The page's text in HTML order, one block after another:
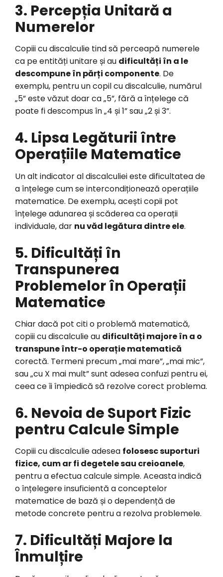
3. Percepția Unitară a
Numerelor
Copiii cu discalculie tind să perceapă numerele
ca pe entități unitare și au dificultăți în a le
descompune în părți componente. De
exemplu, pentru un copil cu discalculie, numărul
„5” este văzut doar ca „5”, fără a înțelege că
poate fi descompus în „4 și 1” sau „2 și 3”.
4. Lipsa Legăturii între
Operațiile Matematice
Un alt indicator al discalculiei este dificultatea de
a înțelege cum se intercondiționează operațiile
matematice. De exemplu, acești copii pot
înțelege adunarea și scăderea ca operații
individuale, dar nu văd legătura dintre ele.
5. Dificultăți în
Transpunerea
Problemelor în Operații
Matematice
Chiar dacă pot citi o problemă matematică,
copiii cu discalculie au dificultăți majore în a o
transpune într-o operație matematică
corectă. Termeni precum „mai mare”, „mai mic”,
sau „cu X mai mult” sunt adesea confuzi pentru ei,
ceea ce îi împiedică să rezolve corect problema.
6. Nevoia de Suport Fizic
pentru Calcule Simple
Copiii cu discalculie adesea folosesc suporturi
fizice, cum ar fi degetele sau creioanele,
pentru a efectua calcule simple. Aceasta indică
o înțelegere insuficientă a conceptelor
matematice de bază și o dependență de
metode concrete pentru a rezolva problemele.
7. Dificultăți Majore la
Înmulțire